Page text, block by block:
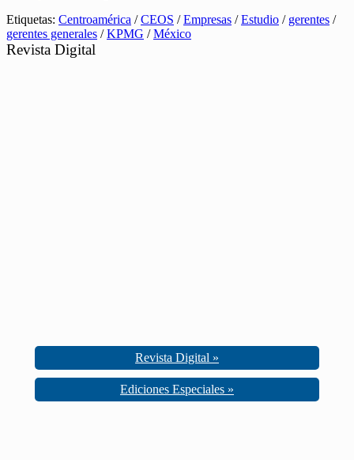
Etiquetas: Centroamérica /CEOS /Empresas /Estudio / gerentes /
gerentes generales /KPMG /México
Revista Digital
Revista Digital »
Ediciones Especiales »